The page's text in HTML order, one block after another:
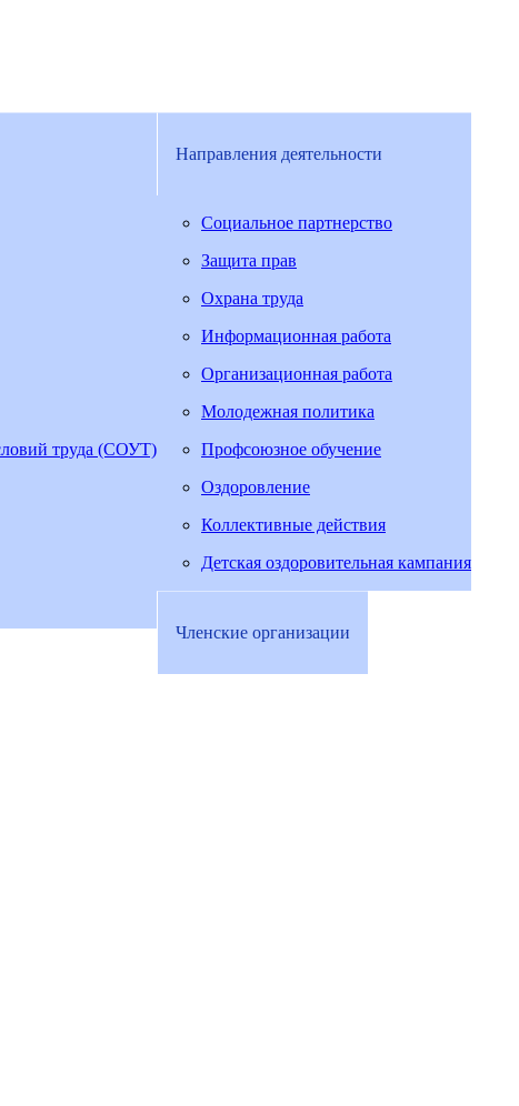
труда (СОУТ)
Направления деятельности
Социальное партнерство
Защита прав
Охрана труда
Информационная работа
Организационная работа
Молодежная политика
Профсоюзное обучение
Оздоровление
Коллективные действия
Детская оздоровительная кампания
Членские организации